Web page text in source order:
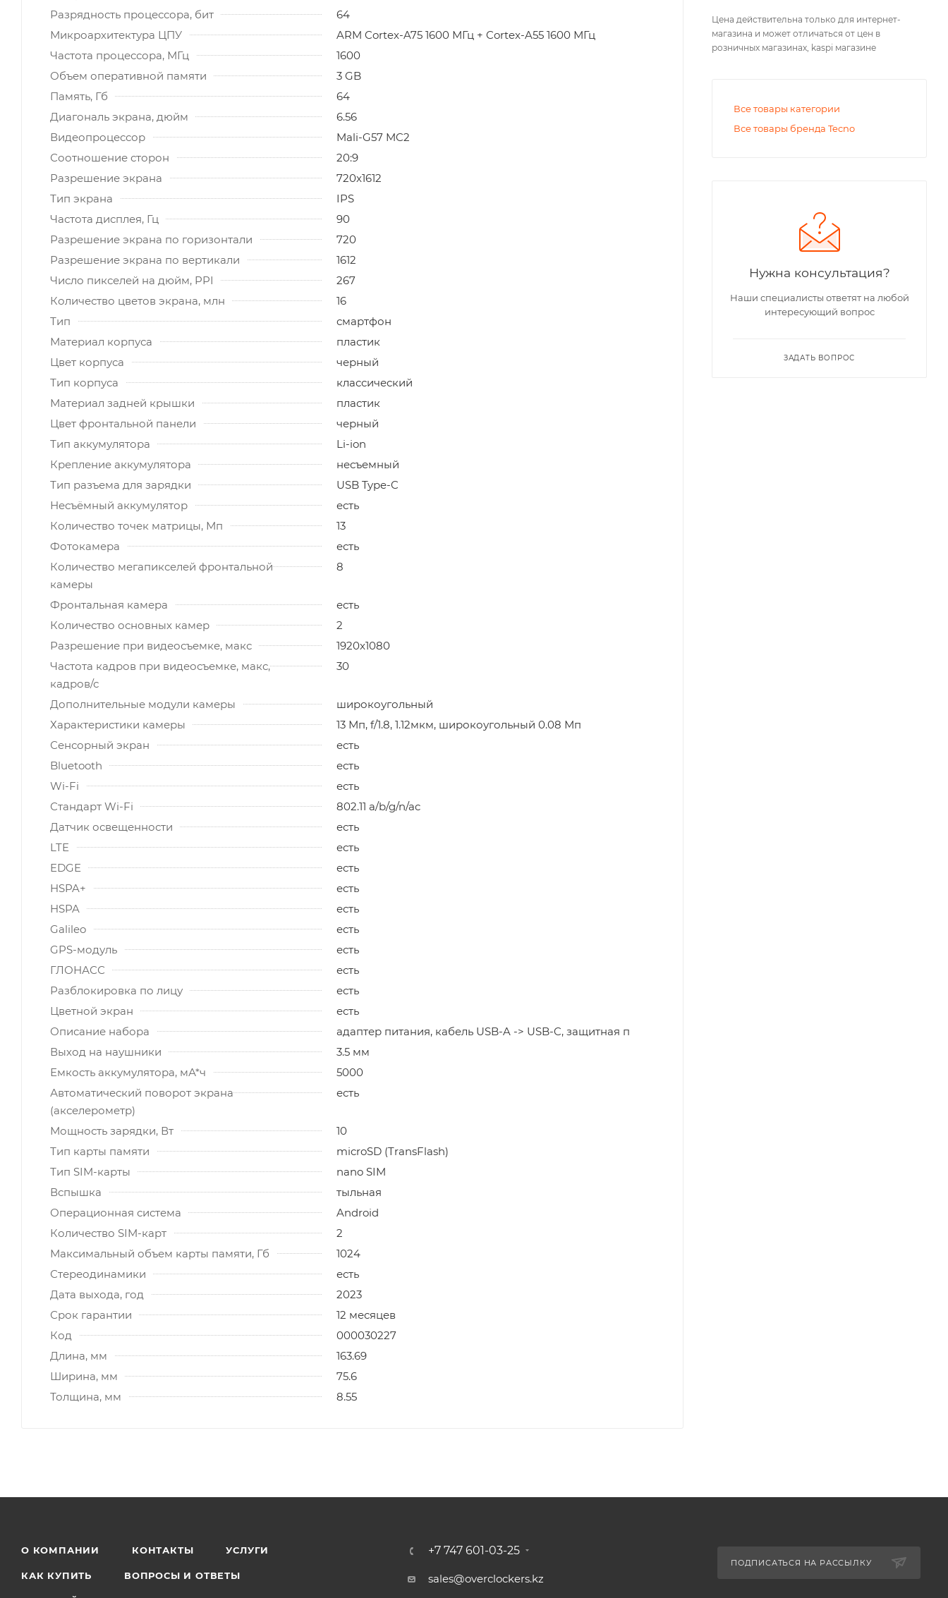
Разрядность процессора, бит
64
Микроархитектура ЦПУ
ARM Cortex-A75 1600 МГц + Cortex-A55 1600 МГц
Частота процессора, МГц
1600
Объем оперативной памяти
3 GB
Память, Гб
64
Диагональ экрана, дюйм
6.56
Видеопроцессор
Mali-G57 MC2
Соотношение сторон
20:9
Разрешение экрана
720x1612
Тип экрана
IPS
Частота дисплея, Гц
90
Разрешение экрана по горизонтали
720
Разрешение экрана по вертикали
1612
Число пикселей на дюйм, PPI
267
Количество цветов экрана, млн
16
Тип
смартфон
Материал корпуса
пластик
Цвет корпуса
черный
Тип корпуса
классический
Материал задней крышки
пластик
Цвет фронтальной панели
черный
Тип аккумулятора
Li-ion
Крепление аккумулятора
несъемный
Тип разъема для зарядки
USB Type-C
Несъёмный аккумулятор
есть
Количество точек матрицы, Мп
13
Фотокамера
есть
Количество мегапикселей фронтальной
камеры
8
Фронтальная камера
есть
Количество основных камер
2
Разрешение при видеосъемке, макс
1920x1080
Частота кадров при видеосъемке, макс,
кадров/с
30
Дополнительные модули камеры
широкоугольный
Характеристики камеры
13 Мп, f/1.8, 1.12мкм, широкоугольный 0.08 Мп
Сенсорный экран
есть
Bluetooth
есть
Wi-Fi
есть
Стандарт Wi-Fi
802.11 a/b/g/n/ac
Датчик освещенности
есть
LTE
есть
EDGE
есть
HSPA+
есть
HSPA
есть
Galileo
есть
GPS-модуль
есть
ГЛОНАСС
есть
Разблокировка по лицу
есть
Цветной экран
есть
Описание набора
адаптер питания, кабель USB-A -> USB-C, защитная п
Выход на наушники
3.5 мм
Емкость аккумулятора, мА*ч
5000
Автоматический поворот экрана
(акселерометр)
есть
Мощность зарядки, Вт
10
Тип карты памяти
microSD (TransFlash)
Тип SIM-карты
nano SIM
Вспышка
тыльная
Операционная система
Android
Количество SIM-карт
2
Максимальный объем карты памяти, Гб
1024
Стереодинамики
есть
Дата выхода, год
2023
Срок гарантии
12 месяцев
Код
000030227
Длина, мм
163.69
Ширина, мм
75.6
Толщина, мм
8.55
Цена действительна только для интернет-
магазина и может отличаться от цен в
розничных магазинах, kaspi магазине
Все товары категории
Все товары бренда Tecno
Нужна консультация?
Наши специалисты ответят на любой
интересующий вопрос
ЗАДАТЬ ВОПРОС
О КОМПАНИИ КОНТАКТЫ УСЛУГИ
КАК КУПИТЬ ВОПРОСЫ И ОТВЕТЫ
+7 747 601-03-25
sales@overclockers.kz
ПОДПИСАТЬСЯ НА РАССЫЛКУ